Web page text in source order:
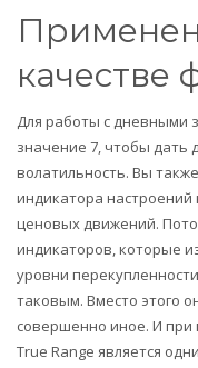
качестве
Для работы с дневными
значение 7, чтобы дать
волатильность. Вы
индикатора настроений
ценовых движений.
индикаторов, которые
уровни
таковым. Вместо этого
совершенно иное. И при
True Range является